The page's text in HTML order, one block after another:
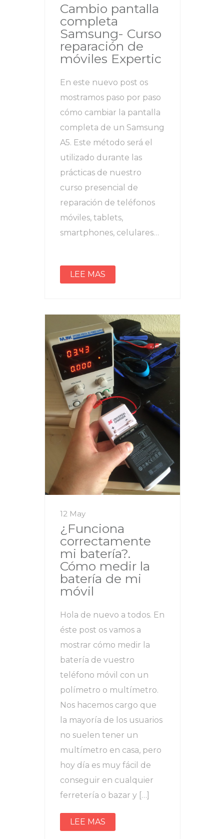
Cambio pantalla
completa
Samsung- Curso
reparación de
móviles Expertic
En este nuevo post os
mostramos paso por paso
cómo cambiar la pantalla
completa de un Samsung
A5. Este método será el
utilizado durante las
prácticas de nuestro
curso presencial de
reparación de teléfonos
móviles, tablets,
smartphones, celulares…
LEE MAS
12 May
¿Funciona
correctamente
mi batería?.
Cómo medir la
batería de mi
móvil
Hola de nuevo a todos. En
éste post os vamos a
mostrar cómo medir la
batería de vuestro
teléfono móvil con un
polímetro o multímetro.
Nos hacemos cargo que
la mayoría de los usuarios
no suelen tener un
multímetro en casa, pero
hoy día es muy fácil de
conseguir en cualquier
ferretería o bazar y […]
LEE MAS